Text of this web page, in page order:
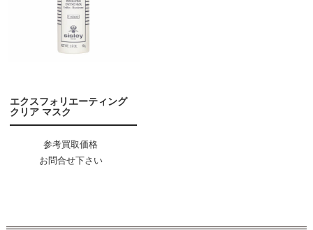
エクスフォリエーティング
クリア マスク
参考買取価格
お問合せ下さい